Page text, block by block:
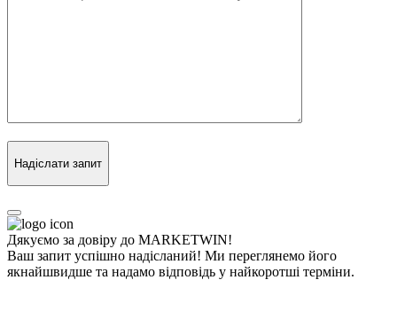
Надіслати запит
Дякуємо за довіру до MARKETWIN!
Ваш запит успішно надісланий! Ми переглянемо його
якнайшвидше та надамо відповідь у найкоротші терміни.